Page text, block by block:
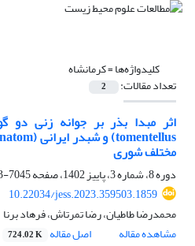
کلیدواژه‌ها =کرمانشاه
تعداد مقالات: 2
مختلف شوری
دوره 8، شماره 3، پاییز 1402، صفحه
7045-7053
10.22034/jess.2023.359503.1859
محمدرضا طاطیان، رضا تمرتاش، فرهاد برنا
مشاهده مقاله
اصل مقاله 724.02 K